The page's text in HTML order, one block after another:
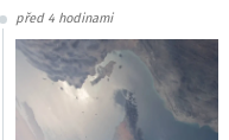
před 4 hodinami